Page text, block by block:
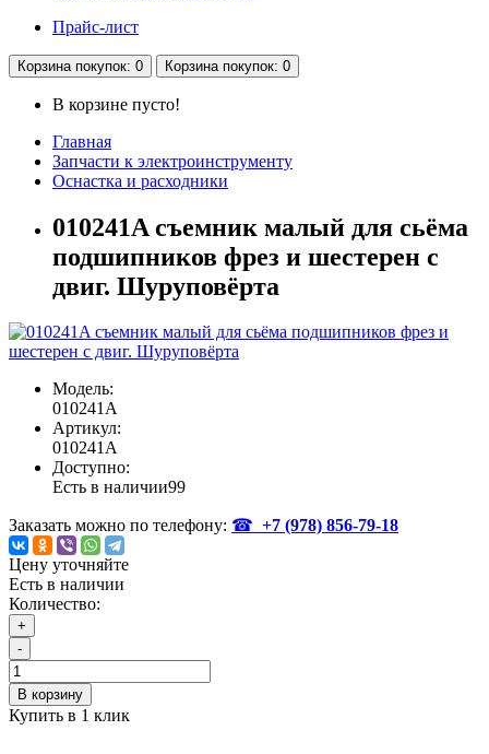
Прайс-лист
Корзина покупок: 0 Корзина покупок: 0
В корзине пусто!
Главная
Запчасти к электроинструменту
Оснастка и расходники
010241A съемник малый для сьёма
подшипников фрез и шестерен с
двиг. Шуруповёрта
Модель:
010241A
Артикул:
010241A
Доступно:
Есть в наличии99
Заказать можно по телефону: ☎ +7 (978) 856-79-18
Цену уточняйте
Есть в наличии
Количество:
+
-
В корзину
Купить в 1 клик